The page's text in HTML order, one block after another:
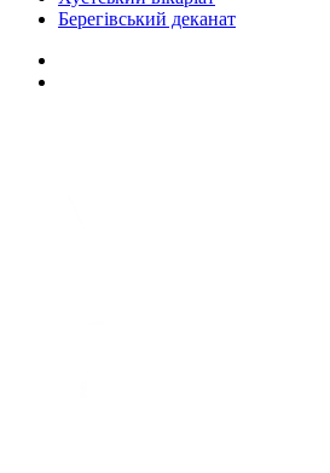
Берегівський деканат